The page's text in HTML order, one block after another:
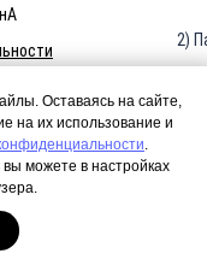
2)
3)
5)
7)
Оставаясь на сайте,
на их использование и
.
можете в настройках